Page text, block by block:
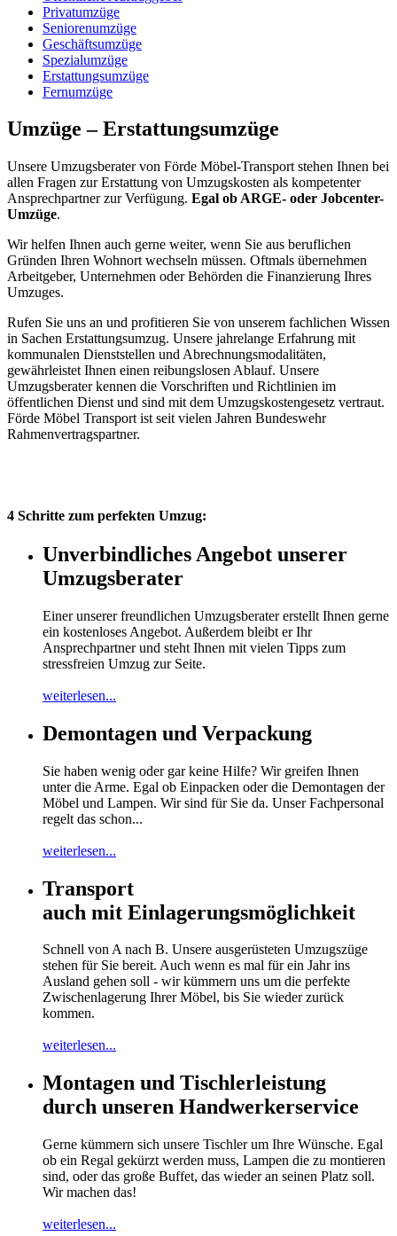
Privatumzüge
Seniorenumzüge
Geschäftsumzüge
Spezialumzüge
Erstattungsumzüge
Fernumzüge
Umzüge – Erstattungsumzüge
Unsere Umzugsberater von Förde Möbel-Transport stehen Ihnen bei
allen Fragen zur Erstattung von Umzugskosten als kompetenter
Ansprechpartner zur Verfügung. Egal ob ARGE- oder Jobcenter-
Umzüge.
Wir helfen Ihnen auch gerne weiter, wenn Sie aus beruflichen
Gründen Ihren Wohnort wechseln müssen. Oftmals übernehmen
Arbeitgeber, Unternehmen oder Behörden die Finanzierung Ihres
Umzuges.
Rufen Sie uns an und profitieren Sie von unserem fachlichen Wissen
in Sachen Erstattungsumzug. Unsere jahrelange Erfahrung mit
kommunalen Dienststellen und Abrechnungsmodalitäten,
gewährleistet Ihnen einen reibungslosen Ablauf. Unsere
Umzugsberater kennen die Vorschriften und Richtlinien im
öffentlichen Dienst und sind mit dem Umzugskostengesetz vertraut.
Förde Möbel Transport ist seit vielen Jahren Bundeswehr
Rahmenvertragspartner.
4 Schritte zum perfekten Umzug:
Unverbindliches Angebot unserer
Umzugsberater
Einer unserer freundlichen Umzugsberater erstellt Ihnen gerne
ein kostenloses Angebot. Außerdem bleibt er Ihr
Ansprechpartner und steht Ihnen mit vielen Tipps zum
stressfreien Umzug zur Seite.
weiterlesen...
Demontagen und Verpackung
Sie haben wenig oder gar keine Hilfe? Wir greifen Ihnen
unter die Arme. Egal ob Einpacken oder die Demontagen der
Möbel und Lampen. Wir sind für Sie da. Unser Fachpersonal
regelt das schon...
weiterlesen...
Transport
auch mit Einlagerungsmöglichkeit
Schnell von A nach B. Unsere ausgerüsteten Umzugszüge
stehen für Sie bereit. Auch wenn es mal für ein Jahr ins
Ausland gehen soll - wir kümmern uns um die perfekte
Zwischenlagerung Ihrer Möbel, bis Sie wieder zurück
kommen.
weiterlesen...
Montagen und Tischlerleistung
durch unseren Handwerkerservice
Gerne kümmern sich unsere Tischler um Ihre Wünsche. Egal
ob ein Regal gekürzt werden muss, Lampen die zu montieren
sind, oder das große Buffet, das wieder an seinen Platz soll.
Wir machen das!
weiterlesen...